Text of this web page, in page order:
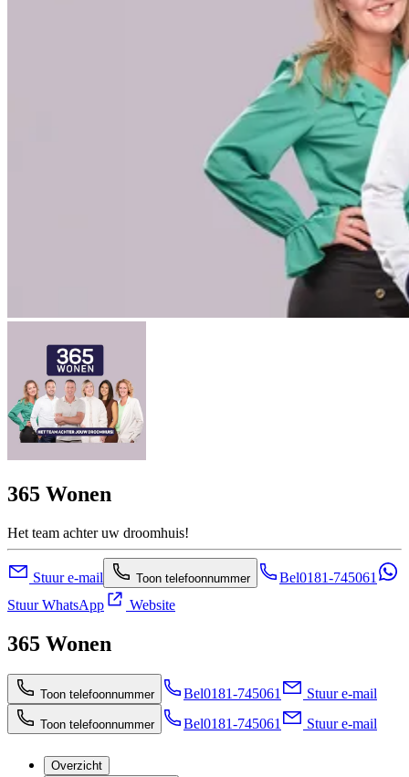
365 Wonen
Het team achter uw droomhuis!
Stuur e-mail Toon telefoonnummer Bel0181-745061
Stuur WhatsApp
Website
365 Wonen
Toon telefoonnummer Bel0181-745061 Stuur e-mail
Toon telefoonnummer Bel0181-745061 Stuur e-mail
Overzicht